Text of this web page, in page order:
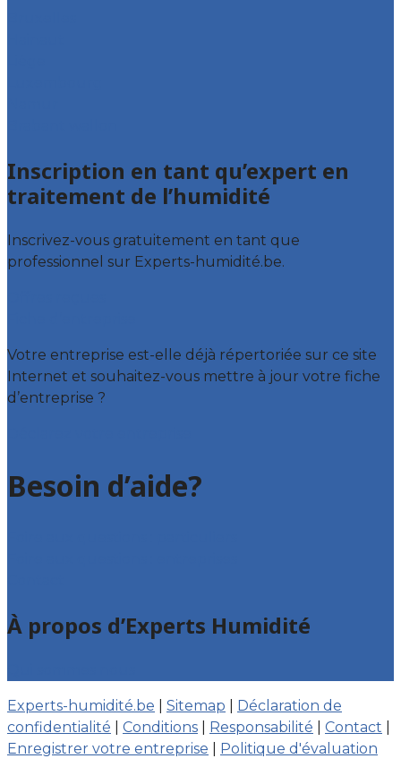
Inscription en tant qu’expert en
traitement de l’humidité
Inscrivez-vous gratuitement en tant que
professionnel sur Experts-humidité.be.
Votre entreprise est-elle déjà répertoriée sur ce site
Internet et souhaitez-vous mettre à jour votre fiche
d’entreprise ?
Besoin d’aide?
À propos d’Experts Humidité
Experts-humidité.be Sitemap
Déclaration de
confidentialité
Conditions Responsabilité Contact
Enregistrer votre entreprise
Politique d'évaluation